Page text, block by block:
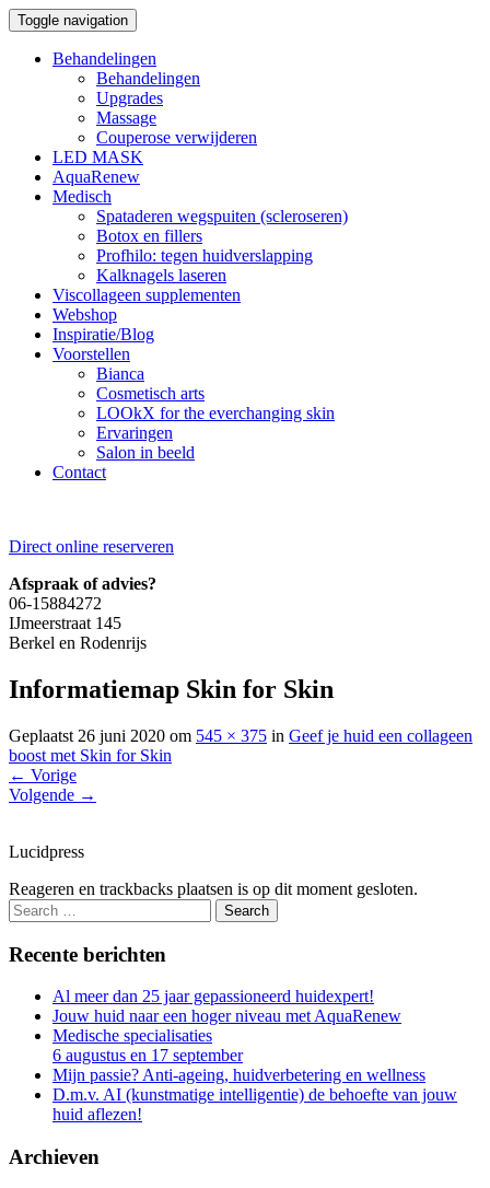
Toggle navigation
Behandelingen
Behandelingen
Upgrades
Massage
Couperose verwijderen
LED MASK
AquaRenew
Medisch
Spataderen wegspuiten (scleroseren)
Botox en fillers
Profhilo: tegen huidverslapping
Kalknagels laseren
Viscollageen supplementen
Webshop
Inspiratie/Blog
Voorstellen
Bianca
Cosmetisch arts
LOOkX for the everchanging skin
Ervaringen
Salon in beeld
Contact
Direct online reserveren
Afspraak of advies?
06-15884272
IJmeerstraat 145
Berkel en Rodenrijs
Informatiemap Skin for Skin
Geplaatst 26 juni 2020 om 545 × 375 in Geef je huid een collageen
boost met Skin for Skin
← Vorige
Volgende →
Lucidpress
Reageren en trackbacks plaatsen is op dit moment gesloten.
Recente berichten
Al meer dan 25 jaar gepassioneerd huidexpert!
Jouw huid naar een hoger niveau met AquaRenew
Medische specialisaties
6 augustus en 17 september
Mijn passie? Anti-ageing, huidverbetering en wellness
D.m.v. AI (kunstmatige intelligentie) de behoefte van jouw
huid aflezen!
Archieven